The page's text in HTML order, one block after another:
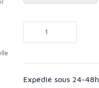
Expédié sous 24-48h